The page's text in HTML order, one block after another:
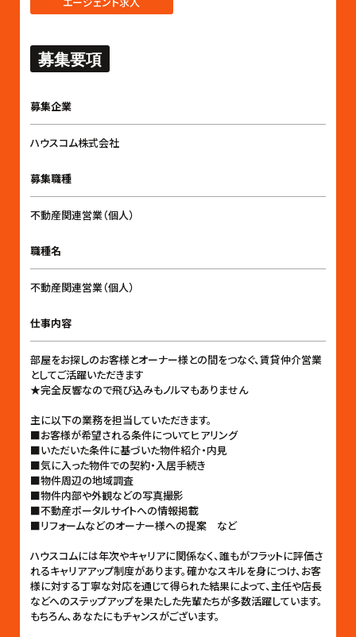
募集要項
募集企業
ハウスコム株式会社
募集職種
不動産関連営業（個人）
職種名
不動産関連営業（個人）
仕事内容
部屋をお探しのお客様とオーナー様との間をつなぐ、賃貸仲介営業
としてご活躍いただきます
★完全反響なので飛び込みもノルマもありません
主に以下の業務を担当していただきます。
■お客様が希望される条件についてヒアリング
■いただいた条件に基づいた物件紹介・内見
■気に入った物件での契約・入居手続き
■物件周辺の地域調査
■物件内部や外観などの写真撮影
■不動産ポータルサイトへの情報掲載
■リフォームなどのオーナー様への提案 など
ハウスコムには年次やキャリアに関係なく、誰もがフラットに評価さ
れるキャリアアップ制度があります。確かなスキルを身につけ、お客
様に対する丁寧な対応を通じて得られた結果によって、主任や店長
などへのステップアップを果たした先輩たちが多数活躍しています。
もちろん、あなたにもチャンスがございます。